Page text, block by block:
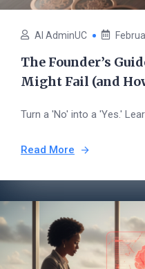
AI AdminUC
The Founder’s
Might Fail (and
Turn a 'No' into a 'Yes.'
Read More